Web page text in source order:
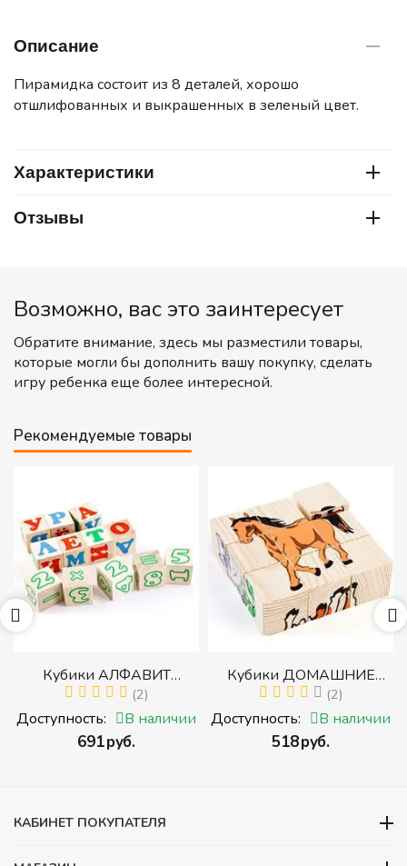
Описание
Пирамидка состоит из 8 деталей, хорошо
отшлифованных и выкрашенных в зеленый цвет.
Характеристики
Отзывы
Возможно, вас это заинтересует
Обратите внимание, здесь мы разместили товары,
которые могли бы дополнить вашу покупку, сделать
игру ребенка еще более интересной.
Рекомендуемые товары
Кубики АЛФАВИТ
РУССКИЙ С ЦИФРАМИ
(Томик) (Набор кубиков с
буквами, цифрами,
математическими знаками
(2)
Доступность: В наличии
‍691‍руб.
Кубики ДОМАШНИЕ
ЖИВОТНЫЕ (Томик)
(Набор кубиков
разрезных (складных))
(2)
Доступность: В наличии
‍518‍руб.
КАБИНЕТ ПОКУПАТЕЛЯ